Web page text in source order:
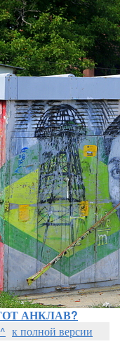
АНКЛАВ?
к полной версии